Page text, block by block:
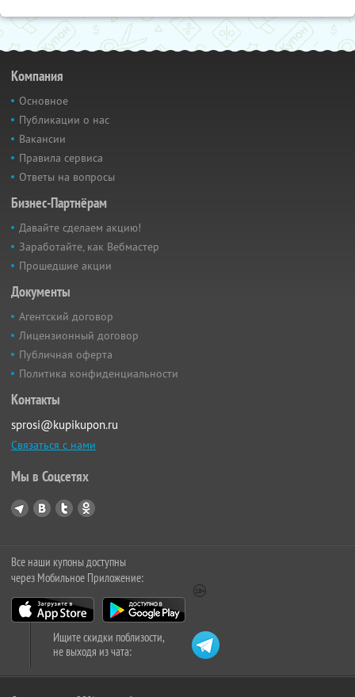
Компания
Основное
Публикации о нас
Вакансии
Правила сервиса
Ответы на вопросы
Бизнес-Партнёрам
Давайте сделаем акцию!
Заработайте, как Вебмастер
Прошедшие акции
Документы
Агентский договор
Лицензионный договор
Публичная оферта
Политика конфиденциальности
Контакты
sprosi@kupikupon.ru
Связаться с нами
Мы в Соцсетях
Все наши купоны доступны
через Мобильное Приложение:
Ищите скидки поблизости,
не выходя из чата: